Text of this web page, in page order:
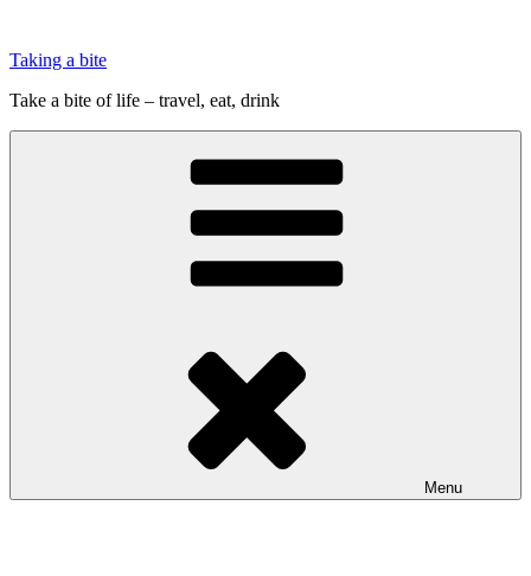
indhold
Taking a bite
Take a bite of life – travel, eat, drink
Menu